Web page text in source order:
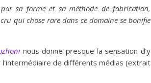
sa forme et sa méthode de fabrication,
qui chose rare dans ce domaine se bonifie
nous donne presque la sensation d’y
l’intermédiaire de différents médias (extrait